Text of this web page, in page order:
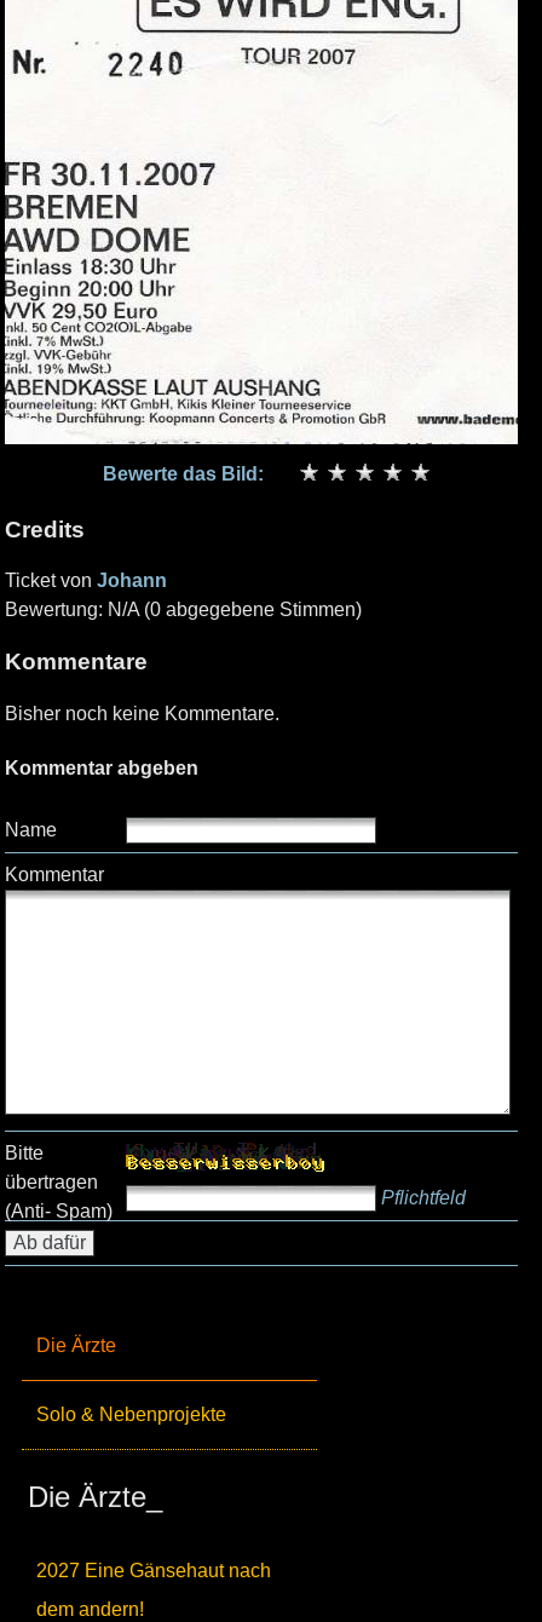
Die Ärzte
Solo & Nebenprojekte
Die Ärzte_
2027 Eine Gänsehaut nach
dem andern!
Bewerte das Bild:
Credits
Ticket von Johann
Bewertung: N/A (0 abgegebene Stimmen)
Kommentare
Bisher noch keine Kommentare.
Kommentar abgeben
Name
Kommentar
Bitte
übertragen
(Anti- Spam)
Pflichtfeld